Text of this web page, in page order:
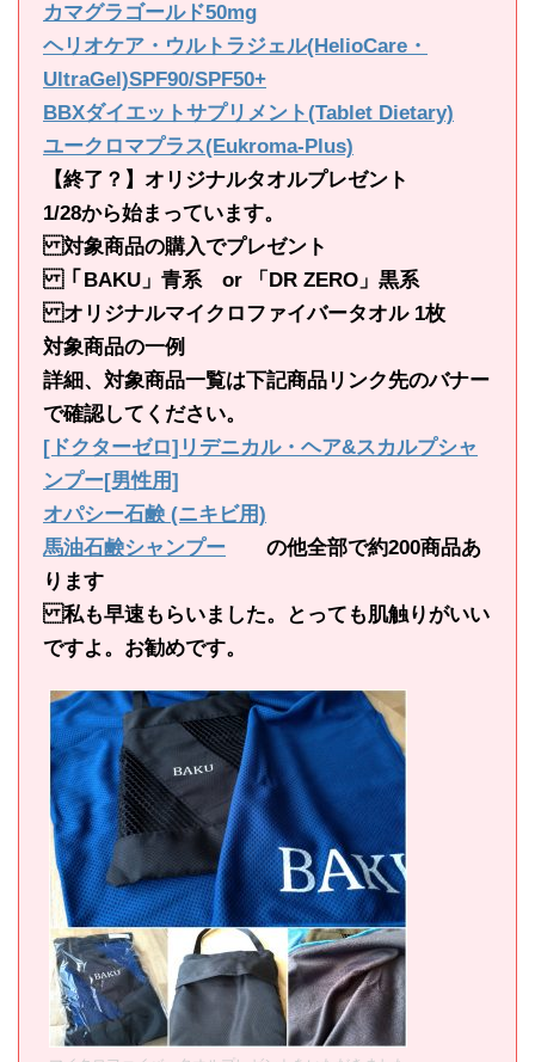
カマグラゴールド50mg
ヘリオケア・ウルトラジェル(HelioCare・
UltraGel)SPF90/SPF50+
BBXダイエットサプリメント(Tablet Dietary)
ユークロマプラス(Eukroma-Plus)
【終了？】オリジナルタオルプレゼント
1/28から始まっています。
対象商品の購入でプレゼント
「BAKU」青系 or 「DR ZERO」黒系
オリジナルマイクロファイバータオル 1枚
対象商品の一例
詳細、対象商品一覧は下記商品リンク先のバナー
で確認してください。
[ドクターゼロ]リデニカル・ヘア&スカルプシャ
ンプー[男性用]
オパシー石鹸 (ニキビ用)
馬油石鹸シャンプー の他全部で約200商品あ
ります
私も早速もらいました。とっても肌触りがいい
ですよ。お勧めです。